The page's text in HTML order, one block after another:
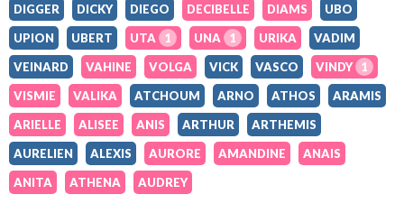
DIGGER
DICKY DIEGO DECIBELLE DIAMS
UBO
UPION
UBERT UTA 1 UNA 1 URIKA
VADIM
VEINARD
VAHINE VOLGA VICK VASCO VINDY 1
VISMIE
VALIKA ATCHOUM ARNO ATHOS
ARAMIS
ARIELLE
ALISEE ANIS ARTHUR
ARTHEMIS
AURELIEN
ALEXIS AURORE AMANDINE
ANAIS
ANITA
ATHENA AUDREY